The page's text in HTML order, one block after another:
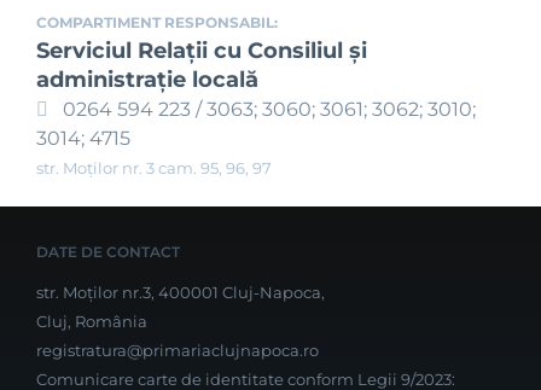
COMPARTIMENT RESPONSABIL:
Serviciul Relaţii cu Consiliul şi
administraţie locală
0264 594 223 / 3063; 3060; 3061; 3062; 3010;
3014; 4715
str. Moților nr. 3 cam. 95, 96, 97
DATE DE CONTACT
str. Moților nr.3, 400001 Cluj-Napoca,
Cluj, România
registratura@primariaclujnapoca.ro
Comunicare carte de identitate conform Legii 9/2023: